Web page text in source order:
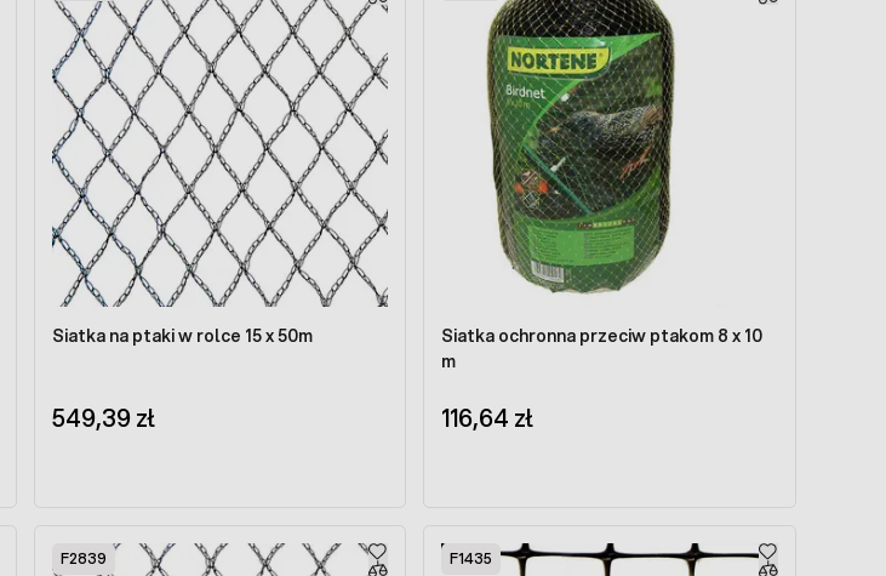
Siatka na ptaki w rolce 15 x 50m
549,39 zł
Siatka ochronna przeciw ptakom 8 x 10
m
116,64 zł
F2839 F1435